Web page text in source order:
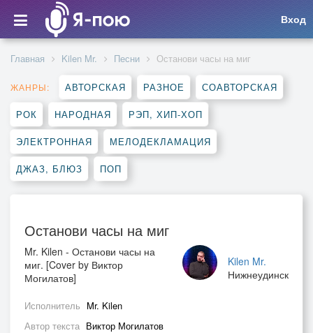
Вход
Главная Kilen Mr. Песни Останови часы на миг
ЖАНРЫ: АВТОРСКАЯ РАЗНОЕ СОАВТОРСКАЯ
РОК НАРОДНАЯ РЭП, ХИП-ХОП
ЭЛЕКТРОННАЯ МЕЛОДЕКЛАМАЦИЯ
ДЖАЗ, БЛЮЗ ПОП
Останови часы на миг
Kilen Mr.
Нижнеудинск
Mr. Kilen - Останови часы на
миг. [Cover by Виктор
Могилатов]
Исполнитель Mr. Kilen
Автор текста Виктор Могилатов